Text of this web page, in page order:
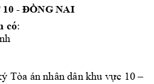
- ĐỒNG NAI
có:
Tòa án nhân dân khu vực 10 –